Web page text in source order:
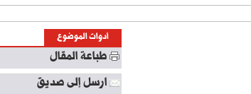
أدوات الموضوع
طباعة المقال
ارسل إلى صديق